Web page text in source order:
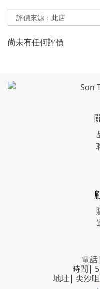
尚未有任何評價
電
時間|
地址| 尖沙